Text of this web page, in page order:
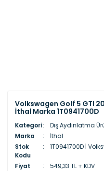
Volkswagen Golf 5 GTI
İthal Marka 1T0941700D
Kategori
Dış Aydınlatma
Marka
İthal
Stok
Kodu
1T0941700D |
Fiyat 549,33 TL + KDV